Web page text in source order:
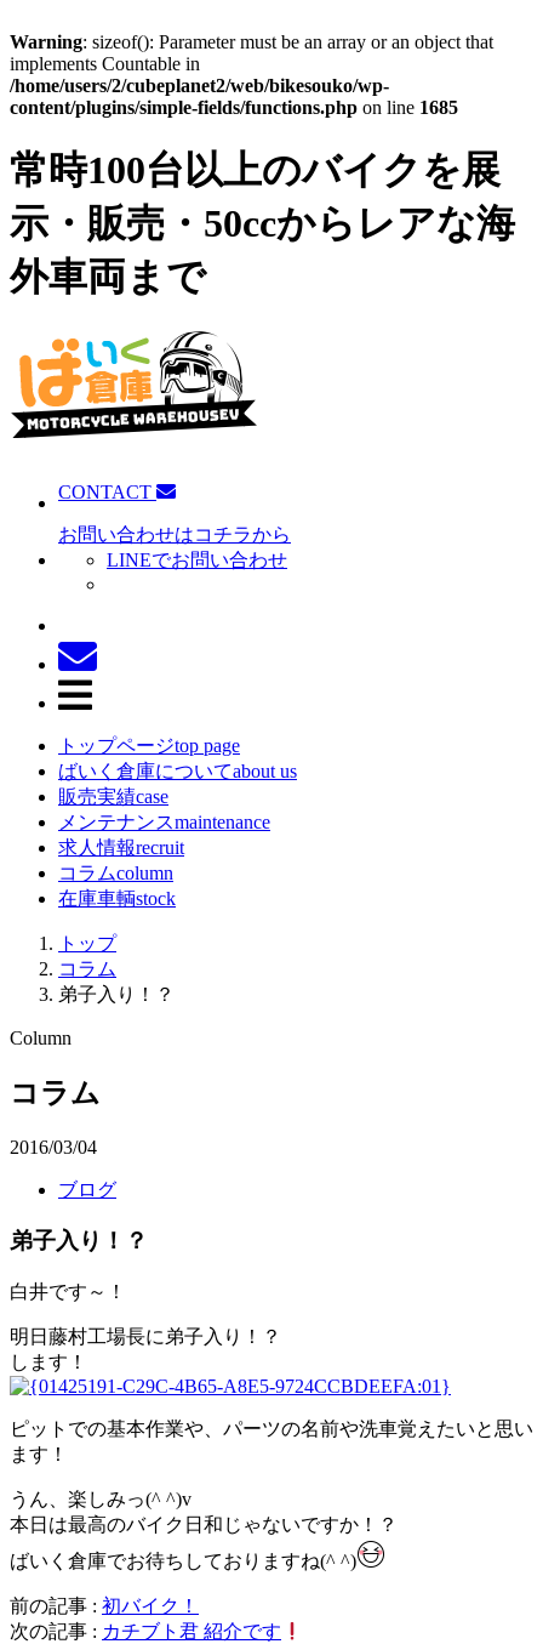
Warning: sizeof(): Parameter must be an array or an object that
implements Countable in
/home/users/2/cubeplanet2/web/bikesouko/wp-
content/plugins/simple-fields/functions.php on line 1685
常時100台以上のバイクを展
示・販売・50ccからレアな海
外車両まで
CONTACT
お問い合わせはコチラから
LINEでお問い合わせ
トップページtop page
ばいく倉庫についてabout us
販売実績case
メンテナンスmaintenance
求人情報recruit
コラムcolumn
在庫車輌stock
トップ
コラム
弟子入り！？
コラム
2016/03/04
ブログ
弟子入り！？
白井です～！
明日藤村工場長に弟子入り！？
します！
ピットでの基本作業や、パーツの名前や洗車覚えたいと思い
ます！
うん、楽しみっ(^ ^)v
本日は最高のバイク日和じゃないですか！？
ばいく倉庫でお待ちしておりますね(^ ^)
前の記事 : 初バイク！
次の記事 : カチブト君 紹介です